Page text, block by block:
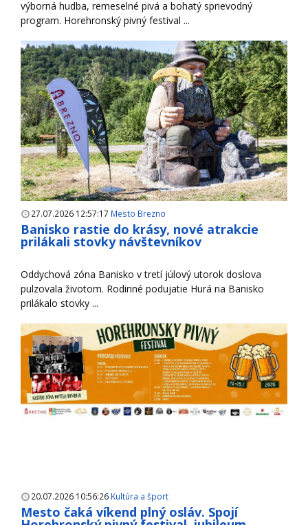
výborná hudba, remeselné pivá a bohatý sprievodný
program. Horehronský pivný festival ...
27.07.2026 12:57:17 Mesto Brezno
Banisko rastie do krásy, nové atrakcie
prilákali stovky návštevníkov
Oddychová zóna Banisko v tretí júlový utorok doslova
pulzovala životom. Rodinné podujatie Hurá na Banisko
prilákalo stovky ...
20.07.2026 10:56:26 Kultúra a šport
Mesto čaká víkend plný osláv. Spojí